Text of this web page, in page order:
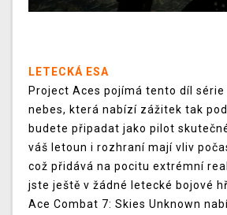
LETECKÁ ESA
Project Aces pojímá tento díl série
nebes, která nabízí zážitek tak
budete připadat jako pilot
váš letoun i rozhraní mají vliv
což přidává na pocitu extrémní
jste ještě v žádné letecké bojové
Ace Combat 7: Skies Unknown